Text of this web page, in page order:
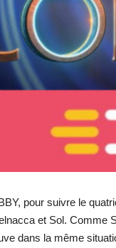
pour suivre le
et Sol. Comme
dans la même